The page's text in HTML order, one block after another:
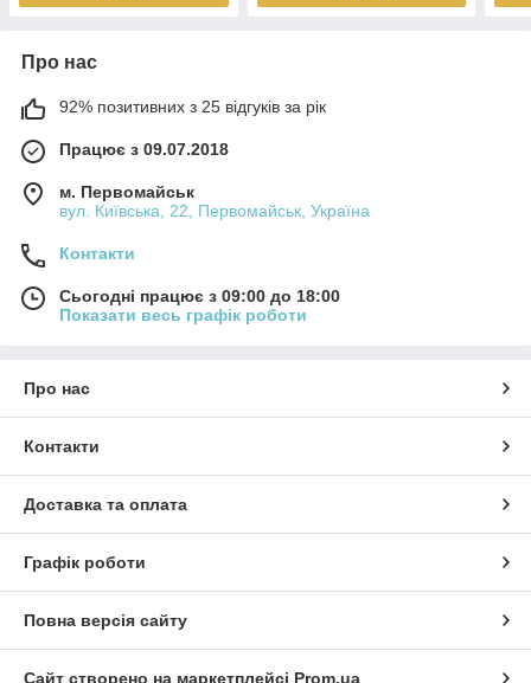
Про нас
92% позитивних з 25 відгуків за рік
Працює з 09.07.2018
м. Первомайськ
вул. Київська, 22, Первомайськ, Україна
Контакти
Сьогодні працює з 09:00 до 18:00
Показати весь графік роботи
Про нас
Контакти
Доставка та оплата
Графік роботи
Повна версія сайту
Сайт створено на маркетплейсі Prom.ua